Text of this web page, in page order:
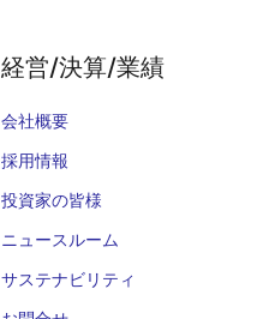
経営/決算/業績
会社概要
採用情報
投資家の皆様
ニュースルーム
サステナビリティ